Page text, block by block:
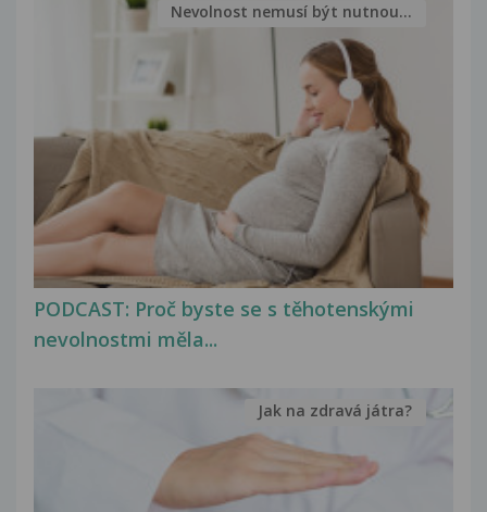
PODCAST: Proč byste se s těhotenskými
nevolnostmi měla...
Nevolnost nemusí být nutnou...
Jak na zdravá játra?